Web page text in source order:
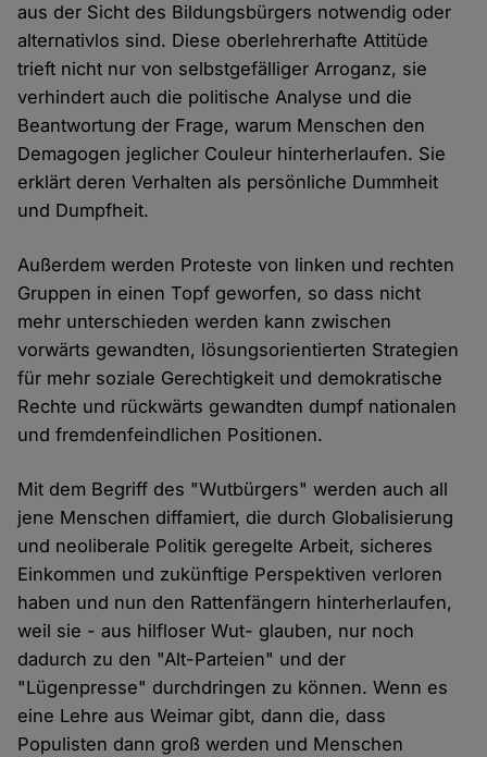
aus der Sicht des Bildungsbürgers notwendig oder
alternativlos sind. Diese oberlehrerhafte Attitüde
trieft nicht nur von selbstgefälliger Arroganz, sie
verhindert auch die politische Analyse und die
Beantwortung der Frage, warum Menschen den
Demagogen jeglicher Couleur hinterherlaufen. Sie
erklärt deren Verhalten als persönliche Dummheit
und Dumpfheit.
Außerdem werden Proteste von linken und rechten
Gruppen in einen Topf geworfen, so dass nicht
mehr unterschieden werden kann zwischen
vorwärts gewandten, lösungsorientierten Strategien
für mehr soziale Gerechtigkeit und demokratische
Rechte und rückwärts gewandten dumpf nationalen
und fremdenfeindlichen Positionen.
Mit dem Begriff des "Wutbürgers" werden auch all
jene Menschen diffamiert, die durch Globalisierung
und neoliberale Politik geregelte Arbeit, sicheres
Einkommen und zukünftige Perspektiven verloren
haben und nun den Rattenfängern hinterherlaufen,
weil sie - aus hilfloser Wut- glauben, nur noch
dadurch zu den "Alt-Parteien" und der
"Lügenpresse" durchdringen zu können. Wenn es
eine Lehre aus Weimar gibt, dann die, dass
Populisten dann groß werden und Menschen